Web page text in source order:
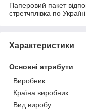
Паперовий пакет
стретчплівка по Україні.
Характеристики
Основні атрибути
Виробник
Країна виробник
Вид виробу